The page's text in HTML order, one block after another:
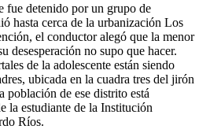
fue detenido por un grupo de
hasta cerca de la urbanización Los
el conductor alegó que la menor
desesperación no supo que hacer.
de la adolescente están siendo
ubicada en la cuadra tres del jirón
de ese distrito está
la estudiante de la Institución
Ríos.